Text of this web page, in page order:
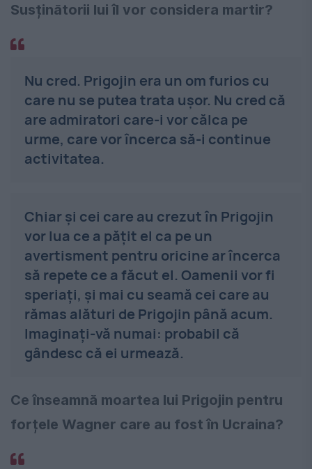
Susținătorii lui îl vor considera martir?
Nu cred. Prigojin era un om furios cu
care nu se putea trata ușor. Nu cred că
are admiratori care-i vor călca pe
urme, care vor încerca să-i continue
activitatea.
Chiar și cei care au crezut în Prigojin
vor lua ce a pățit el ca pe un
avertisment pentru oricine ar încerca
să repete ce a făcut el. Oamenii vor fi
speriați, și mai cu seamă cei care au
rămas alături de Prigojin până acum.
Imaginați-vă numai: probabil că
gândesc că ei urmează.
Ce înseamnă moartea lui Prigojin pentru
forțele Wagner care au fost în Ucraina?